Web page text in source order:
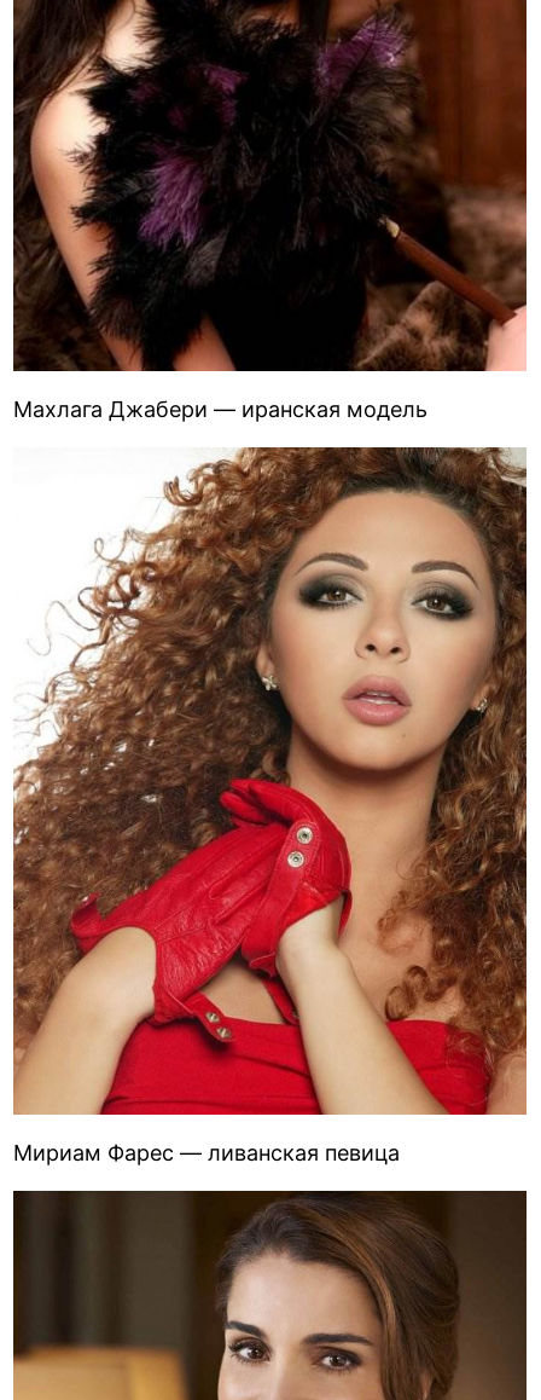
Махлага Джабери — иранская модель
Мириам Фарес — ливанская певица